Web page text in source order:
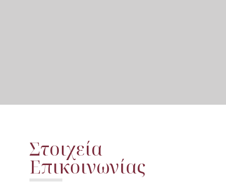
Στοιχεία
Επικοινωνίας